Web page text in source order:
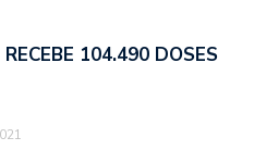
104.490 DOSES